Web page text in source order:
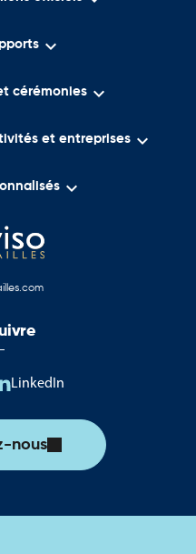

cérémonies 
et entreprises 

LinkedIn
nous